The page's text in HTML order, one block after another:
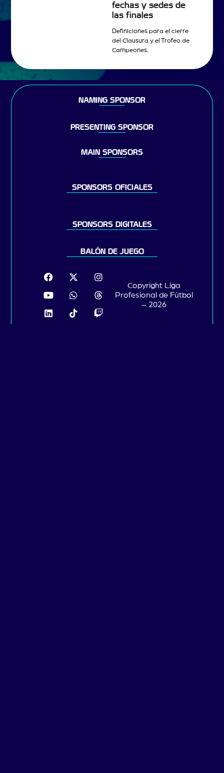
fechas y sedes de
las finales
Definiciones para el cierre
del Clausura y el Trofeo de
Campeones.
NAMING SPONSOR
PRESENTING SPONSOR
MAIN SPONSORS
SPONSORS OFICIALES
SPONSORS DIGITALES
BALÓN DE JUEGO
Copyright Liga
Profesional de Fútbol
– 2026